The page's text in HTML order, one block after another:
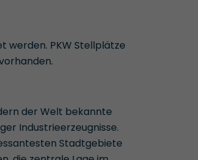
werden. PKW Stellplätze
der Welt bekannte
Industrieerzeugnisse.
Stadtgebiete